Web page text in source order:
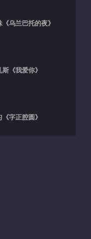
《乌兰巴托的夜》
《我爱你》
字正腔圆》